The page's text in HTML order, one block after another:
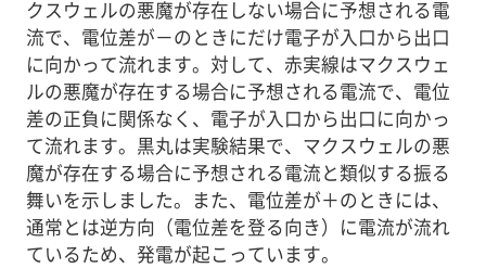
クスウェルの悪魔が存在しない場合に予想される電
流で、電位差が－のときにだけ電子が入口から出口
に向かって流れます。対して、赤実線はマクスウェ
ルの悪魔が存在する場合に予想される電流で、電位
差の正負に関係なく、電子が入口から出口に向かっ
て流れます。黒丸は実験結果で、マクスウェルの悪
魔が存在する場合に予想される電流と類似する振る
舞いを示しました。また、電位差が＋のときには、
通常とは逆方向（電位差を登る向き）に電流が流れ
ているため、発電が起こっています。